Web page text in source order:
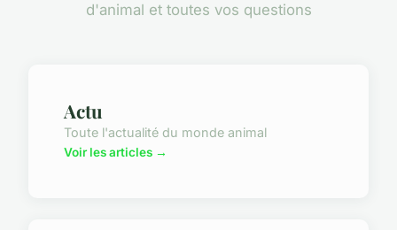
d'animal et toutes vos questions
Actu
Toute l'actualité du monde animal
Voir les articles →